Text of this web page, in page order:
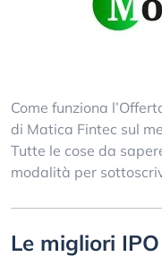
Come funziona
di Matica Fintec sul
Tutte le cose da
modalità per
Le migliori